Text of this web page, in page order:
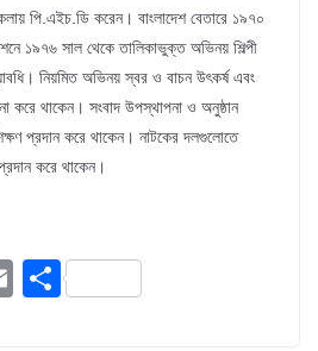
পি.এইচ.ডি করেন। বাংলাদেশ বেতারে ১৯৭০
১৯৭৬ সাল থেকে তালিকাভুক্ত অভিনয় শিল্পী
নিয়মিত অভিনয় স্বর ও বাচন উৎকর্ষ এবং
করে থাকেন। সংবাদ উপস্থাপনা ও অনুষ্ঠান
প্রদান করে থাকেন। নাটকের দলগুলোতে
করে থাকেন।
E S